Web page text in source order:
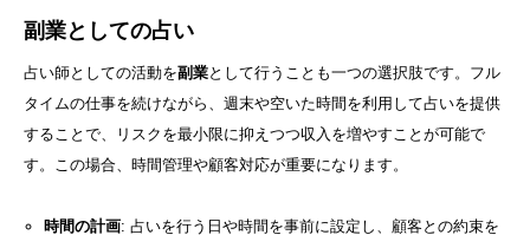
副業としての占い
占い師としての活動を副業として行うことも一つの選択肢です。フル
タイムの仕事を続けながら、週末や空いた時間を利用して占いを提供
することで、リスクを最小限に抑えつつ収入を増やすことが可能で
す。この場合、時間管理や顧客対応が重要になります。
時間の計画: 占いを行う日や時間を事前に設定し、顧客との約束を